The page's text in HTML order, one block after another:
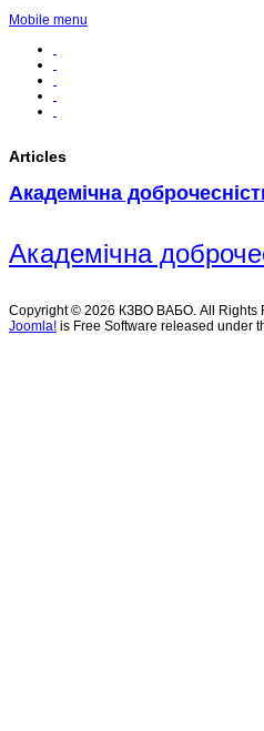
Mobile menu
Articles
Академічна
Академічна
Copyright © 2026 КЗВО ВАБО. All Rights
Joomla! is Free Software released under